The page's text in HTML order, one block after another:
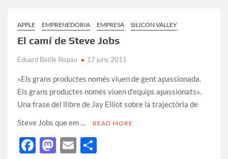
o
k
n
te
ix
APPLE EMPRENEDORIA EMPRESA SILICON VALLEY
El camí de Steve Jobs
Eduard Batlle Rispau 17 juny 2011
«Els grans productes només viuen de gent apassionada.
Els grans productes només viuen d’equips apassionats».
Una frase del llibre de Jay Elliot sobre la trajectòria de
Steve Jobs que em …
READ MORE
F
M E